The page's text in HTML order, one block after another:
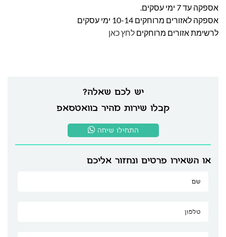
יש לכם שאלה?
קבלו שירות מהיר בוואטסאפ
התחילו שיחה
או השאירו פרטים ונחזור אליכם
אספקה עד 7 ימי עסקים.
אספקה לאזורים מרוחקים 10-14 ימי עסקים
לרשימת אזורים מרוחקים לחץ כאן